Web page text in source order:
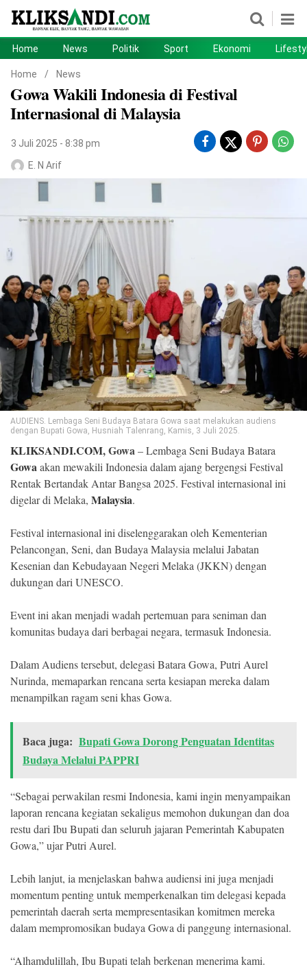
Politik Sport
Copyright
2026
Klik
Sandi
-
All
right
reserved
Home News Politik Sport Ekonomi
Home / News
Gowa Wakili Indonesia di Festival
Internasional di Malaysia
3 Juli 2025 - 8:38 pm
E. N Arif
AUDIENS. Lembaga Seni Budaya Batara Gowa saat melakukan audiens
dengan Bupati Gowa, Husniah Talenrang, Kamis, 3 Juli 2025.
KLIKSANDI.COM, Gowa– Lembaga Seni Budaya Batara
Gowaakan mewakili Indonesia dalam ajang bergengsi Festival
Rentak Bertandak Antar Bangsa 2025. Festival internasional ini
digelar di Melaka, Malaysia.
Festival internasional ini diselenggarakan oleh Kementerian
Pelancongan, Seni, dan Budaya Malaysia melalui Jabatan
Kesenian dan Kebudayaan Negeri Melaka (JKKN) dengan
dukungan dari UNESCO.
Event ini akan menjadi wadah pertemuan para seniman dan
komunitas budaya dari berbagai negara, termasuk Indonesia.
Dalam Audiens tersebut, delegasi Batara Gowa, Putri Aurel
Nurinda, memaparkan rencana serta kesiapan mereka dalam
menampilkan ragam seni khas Gowa.
Baca juga: Bupati Gowa Dorong Penguatan Identitas
Budaya Melalui PAPPRI
“Sebagai perwakilan resmi Indonesia, kami ingin menyampaikan
laporan rencana kegiatan sekaligus memohon dukungan dan doa
restu dari Ibu Bupati dan seluruh jajaran Pemerintah Kabupaten
Gowa,” ujar Putri Aurel.
Lebih lanjut, ia menjelaskan bahwa audiensi ini juga menjadi
momentum penting untuk memperkenalkan tim delegasi kepada
pemerintah daerah serta mempresentasikan komitmen mereka
dalam mempromosikan budaya Gowa di panggung internasional.
“Alhamdulillah, Ibu Bupati telah berkenan menerima kami.